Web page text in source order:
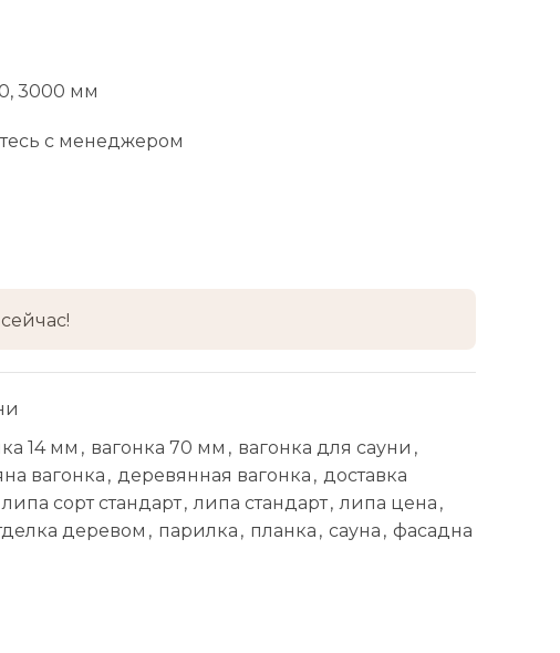
3000 мм
с менеджером
14 мм , вагонка 70 мм , вагонка для сауни ,
вагонка , деревянная вагонка , доставка
липа сорт стандарт, липа стандарт, липа цена ,
деревом , парилка , планка , сауна , фасадна